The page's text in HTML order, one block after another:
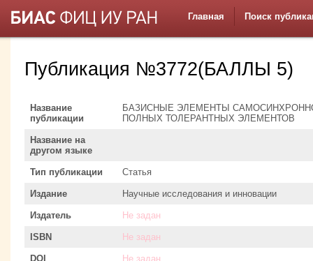
Главная Поиск
Публикация №3772(БАЛЛЫ 5)
Название
публикации
БАЗИСНЫЕ ЭЛЕМЕНТЫ
ПОЛНЫХ ТОЛЕРАНТНЫХ ЭЛЕМЕНТОВ
Название на
другом языке
Тип публикации Статья
Издание Научные исследования и инновации
Издатель Не задан
ISBN Не задан
DOI Не задан